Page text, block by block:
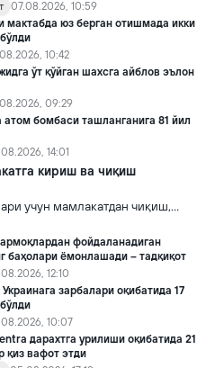
07.08.2026, 10:59
мактабда юз берган отишмада икки
10:42
ўт қўйган шахсга айблов эълон
09:29
бомбаси ташланганига 81 йил
14:01
кириш ва чиқиш
учун мамлакатдан чиқиш,
кириш тартиби бўйича янги
фойдаланадиган
баҳолари ёмонлашади – тадқиқот
12:10
зарбалари оқибатида 17
10:07
дарахтга урилиши оқибатида 21
қиз вафот этди